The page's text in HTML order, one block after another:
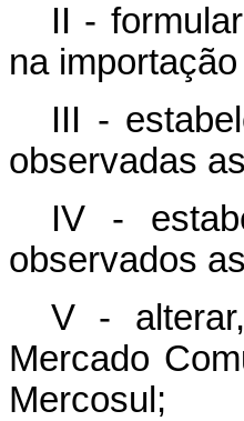
II -
na
III -
observadas
IV -
observados
V -
Mercado
Mercosul;